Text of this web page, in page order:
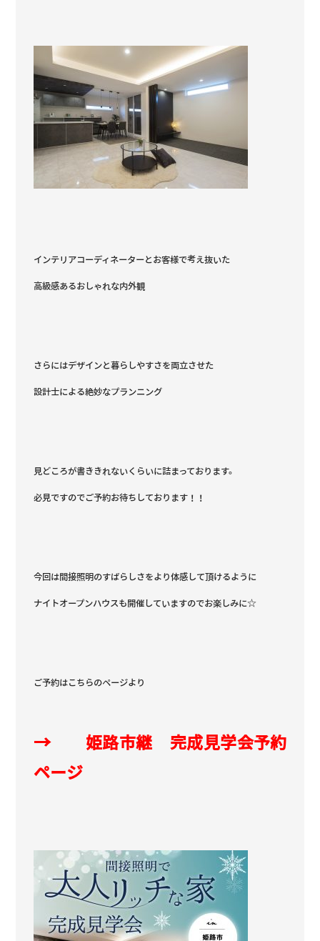
インテリアコーディネーターとお客様で考え抜いた
高級感あるおしゃれな内外観
さらにはデザインと暮らしやすさを両立させた
設計士による絶妙なプランニング
見どころが書ききれないくらいに詰まっております。
必見ですのでご予約お待ちしております！！
今回は間接照明のすばらしさをより体感して頂けるように
ナイトオープンハウスも開催していますのでお楽しみに☆
ご予約はこちらのページより
→ 姫路市継 完成見学会予約
ページ